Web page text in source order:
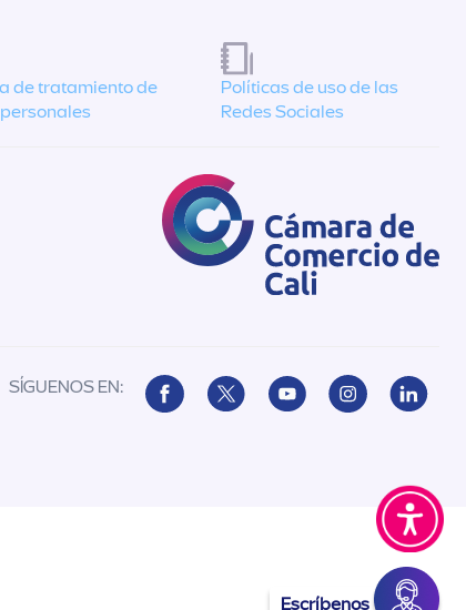
Escríbenos
de tratamiento de
Políticas de uso de las
Redes Sociales
SÍGUENOS EN: